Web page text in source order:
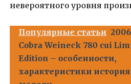
невероятного уровня
Популярные статьи
Cobra Weineck 780 cui
Edition – особенности,
характеристики история